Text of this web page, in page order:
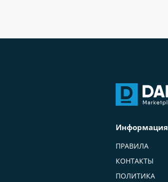
Информация
ПРАВИЛА
КОНТАКТЫ
ПОЛИТИКА